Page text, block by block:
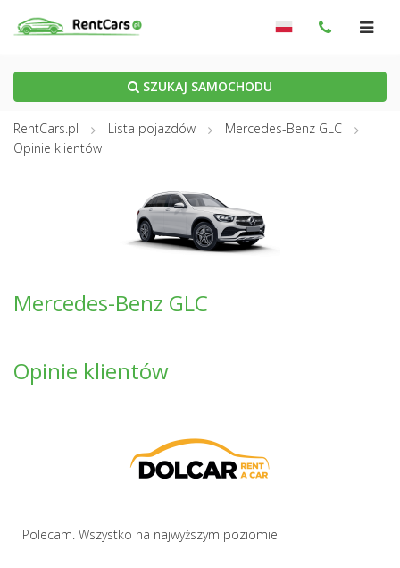
SZUKAJ SAMOCHODU
RentCars.pl Lista pojazdów
Mercedes-Benz GLC
Opinie klientów
Mercedes-Benz GLC
Opinie klientów
Polecam. Wszystko na najwyższym poziomie